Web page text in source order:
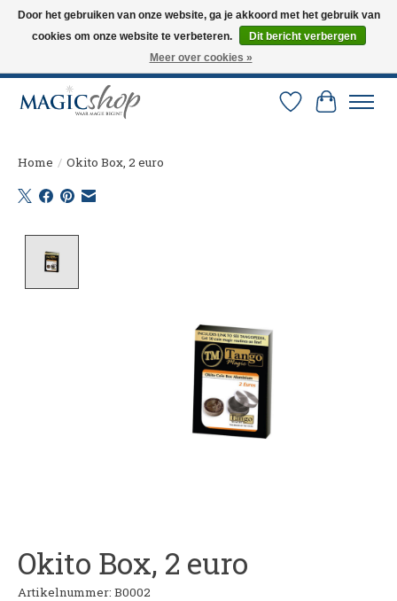
Altijd de nieuwste trucs op voorraad. Snelle verzending via PostNL en DHL.
Langskomen in onze winkel? Bel of mail om een afspraak te maken. 0251-
Verlanglijst
Home / Okito Box, 2 euro
Okito Box, 2 euro
Artikelnummer: B0002
Door het gebruiken van onze website, ga je akkoord met het gebruik van
cookies om onze website te verbeteren.
Dit bericht verbergen
Meer over cookies »